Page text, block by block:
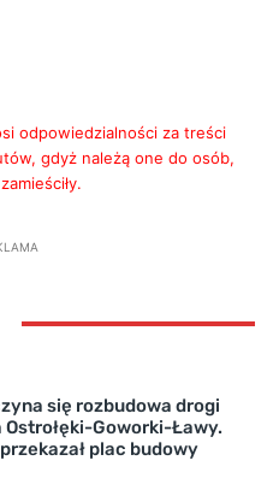
odpowiedzialności za treści
gdyż należą one do osób,
się rozbudowa drogi
Ostrołęki-Goworki-Ławy.
plac budowy